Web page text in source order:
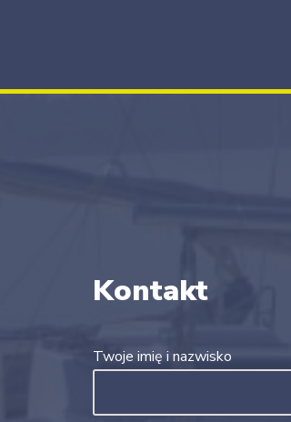
Kontakt
Twoje imię i nazwisko